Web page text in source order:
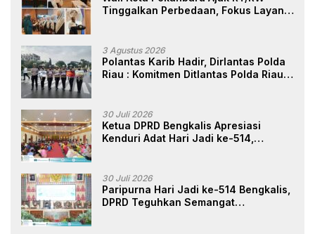
Tinggalkan Perbedaan, Fokus Layani
3 Agustus 2026
Polantas Karib Hadir, Dirlantas Polda
Riau : Komitmen Ditlantas Polda Riau
Masyarakat
30 Juli 2026
Ketua DPRD Bengkalis Apresiasi
Kenduri Adat Hari Jadi ke-514,
30 Juli 2026
Paripurna Hari Jadi ke-514 Bengkalis,
DPRD Teguhkan Semangat